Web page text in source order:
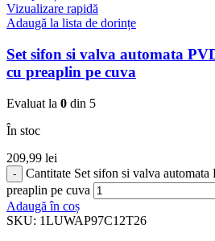
Vizualizare rapidă
Adaugă la lista de dorințe
Set sifon si valva automata
cu preaplin pe cuva
Evaluat la 0 din 5
În stoc
209,99 lei
Cantitate Set sifon si valva
preaplin pe cuva
Adaugă în coș
SKU: 1LUWAP97C12T26